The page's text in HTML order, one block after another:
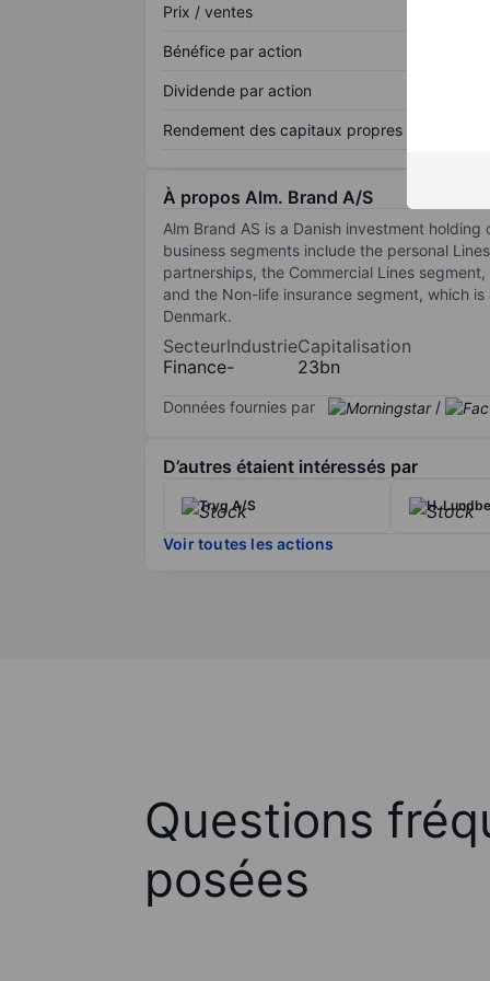
Prix / ventes
Bénéfice par action
Dividende par action
Rendement des capitaux propres
À propos Alm. Brand A/S
Alm Brand AS is a Danish investment
business segments include the personal
partnerships, the Commercial Lines
and the Non-life insurance segment, which
Denmark.
Secteur
Finance
Industrie
-
Capitalisation
23bn
Données fournies par /
D’autres étaient intéressés par
Tryg A/S H.
Voir toutes les actions
Questions
posées